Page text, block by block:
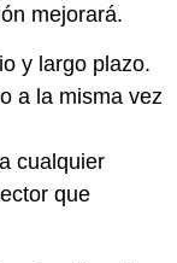
mejorará.
y largo plazo.
a la misma vez
cualquier
que